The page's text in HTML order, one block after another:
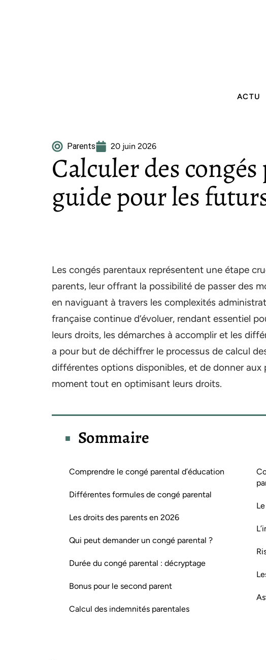
ACTU
Parents 20 juin 2026
Calculer des
guide pour les
Les congés parentaux représentent une étape
parents, leur offrant la possibilité de passer des
en naviguant à travers les complexités
française continue d’évoluer, rendant essentiel
leurs droits, les démarches à accomplir et les
a pour but de déchiffrer le processus de calcul
différentes options disponibles, et de donner
moment tout en optimisant leurs droits.
Sommaire
Comprendre le congé parental d’éducation
Différentes formules de congé parental
Les droits des parents en 2026
Qui peut demander un congé parental ?
Durée du congé parental : décryptage
Bonus pour le second parent
Calcul des indemnités parentales